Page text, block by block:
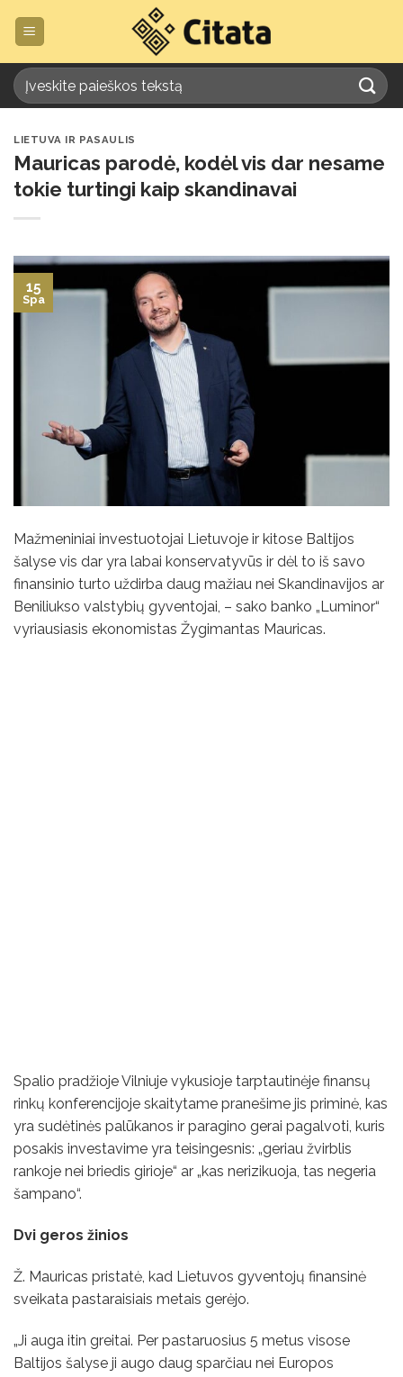
LIETUVA IR PASAULIS
Mauricas parodė, kodėl vis dar nesame
tokie turtingi kaip skandinavai
15
Spa
Mažmeniniai investuotojai Lietuvoje ir kitose Baltijos
šalyse vis dar yra labai konservatyvūs ir dėl to iš savo
finansinio turto uždirba daug mažiau nei Skandinavijos ar
Beniliukso valstybių gyventojai, – sako banko „Luminor“
vyriausiasis ekonomistas Žygimantas Mauricas.
Spalio pradžioje Vilniuje vykusioje tarptautinėje finansų
rinkų konferencijoje skaitytame pranešime jis priminė, kas
yra sudėtinės palūkanos ir paragino gerai pagalvoti, kuris
posakis investavime yra teisingesnis: „geriau žvirblis
rankoje nei briedis girioje“ ar „kas nerizikuoja, tas negeria
šampano“.
Dvi geros žinios
Ž. Mauricas pristatė, kad Lietuvos gyventojų finansinė
sveikata pastaraisiais metais gerėjo.
„Ji auga itin greitai. Per pastaruosius 5 metus visose
Baltijos šalyse ji augo daug sparčiau nei Europos